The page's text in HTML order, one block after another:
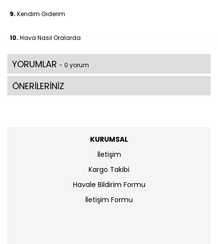
9. Kendim Giderim
10. Hava Nasıl Oralarda
YORUMLAR - 0 yorum
ÖNERİLERİNİZ
KURUMSAL
İletişim
Kargo Takibi
Havale Bildirim Formu
İletişim Formu